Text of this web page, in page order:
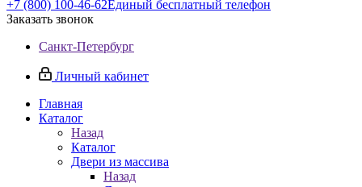
+7 (800) 100-46-62Единый бесплатный телефон
Заказать звонок
Санкт-Петербург
Личный кабинет
Главная
Каталог
Назад
Каталог
Двери из массива
Назад